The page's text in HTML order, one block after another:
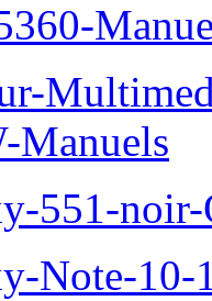
Manuels
551-
Note-